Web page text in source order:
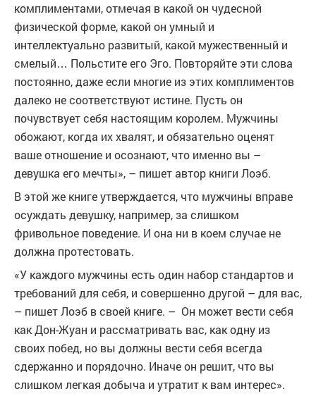
комплиментами, отмечая в какой он чудесной
физической форме, какой он умный и
интеллектуально развитый, какой мужественный и
смелый… Польстите его Эго. Повторяйте эти слова
постоянно, даже если многие из этих комплиментов
далеко не соответствуют истине. Пусть он
почувствует себя настоящим королем. Мужчины
обожают, когда их хвалят, и обязательно оценят
ваше отношение и осознают, что именно вы –
девушка его мечты», – пишет автор книги Лоэб.
В этой же книге утверждается, что мужчины вправе
осуждать девушку, например, за слишком
фривольное поведение. И она ни в коем случае не
должна протестовать.
«У каждого мужчины есть один набор стандартов и
требований для себя, и совершенно другой – для вас,
– пишет Лоэб в своей книге. – Он может вести себя
как Дон-Жуан и рассматривать вас, как одну из
своих побед, но вы должны вести себя всегда
сдержанно и порядочно. Иначе он решит, что вы
слишком легкая добыча и утратит к вам интерес».